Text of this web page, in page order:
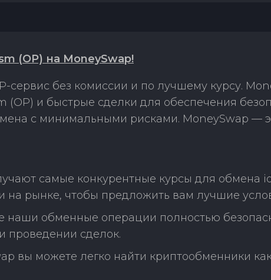
(OP) на MoneySwap!
без комиссии и по лучшему курсу.
и быстрые сделки для обеспечения
с минимальными рисками. MoneySwap —
самые конкурентные курсы для обмена
рынке, чтобы предложить вам лучшие
наши обменные операции полностью
проведении сделок.
вы можете легко найти криптообменники